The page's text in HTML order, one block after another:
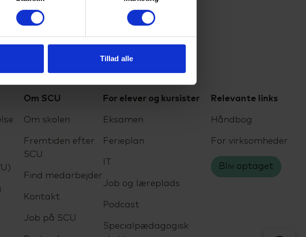
Tillad alle
Om SCU
Om skolen
Fremtiden efter
SCU
Find medarbejder
Kontakt
Job på SCU
For elever og kursister
Eksamen
Ferieplan
Job og læreplads
Podcast
Specialpædagogisk
Relevante links
Håndbog
For virksomheder
Bliv optaget